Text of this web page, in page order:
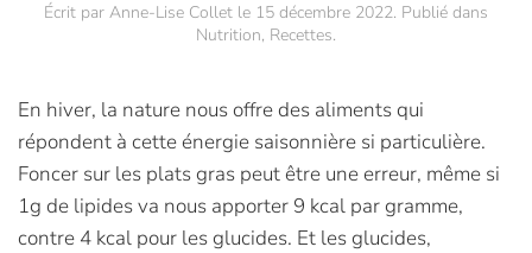
Écrit par Anne-Lise Collet le 15 décembre 2022. Publié dans
Nutrition, Recettes.
En hiver, la nature nous offre des aliments qui
répondent à cette énergie saisonnière si particulière.
Foncer sur les plats gras peut être une erreur, même si
1g de lipides va nous apporter 9 kcal par gramme,
contre 4 kcal pour les glucides. Et les glucides,